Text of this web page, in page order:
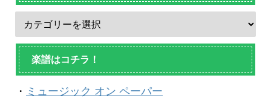
楽譜はコチラ！
・ ミュージック オン ペーパー